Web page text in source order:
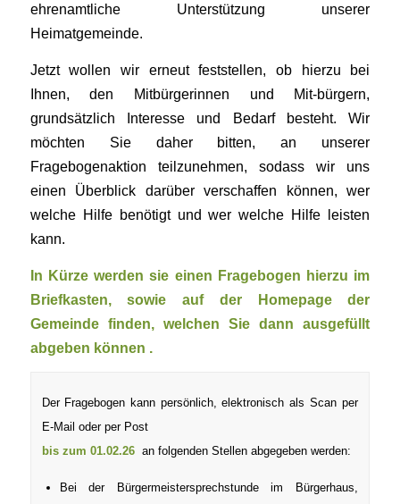
ehrenamtliche Unterstützung unserer
Heimatgemeinde.
Jetzt wollen wir erneut feststellen, ob hierzu bei
Ihnen, den Mitbürgerinnen und Mit-bürgern,
grundsätzlich Interesse und Bedarf besteht. Wir
möchten Sie daher bitten, an unserer
Fragebogenaktion teilzunehmen, sodass wir uns
einen Überblick darüber verschaffen können, wer
welche Hilfe benötigt und wer welche Hilfe leisten
kann.
In Kürze werden sie einen Fragebogen hierzu im
Briefkasten, sowie auf der Homepage der
Gemeinde finden, welchen Sie dann ausgefüllt
abgeben können .
Der Fragebogen kann persönlich, elektronisch als Scan per
E-Mail oder per Post
bis zum 01.02.26 an folgenden Stellen abgegeben werden:
Bei der Bürgermeistersprechstunde im Bürgerhaus,